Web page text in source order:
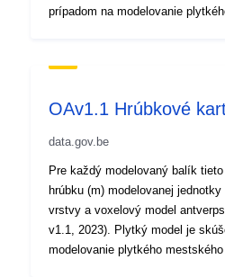
30
Zodpovedá:
Zdroj:
http://
Pôvod: Zdroj:
prípadom na modelovanie
mene flámskeho úradu pre
OAv1.1 Hrúbkové
data.gov.be
Pre každý modelovaný balík
hrúbku (m) modelovanej
vrstvy a voxelový model
v1.1, 2023). Plytký model je
modelovanie plytkého